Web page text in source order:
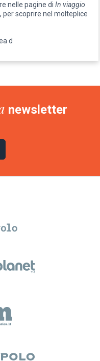
nelle pagine diIn viaggio
scoprire nel molteplice
d
newsletter